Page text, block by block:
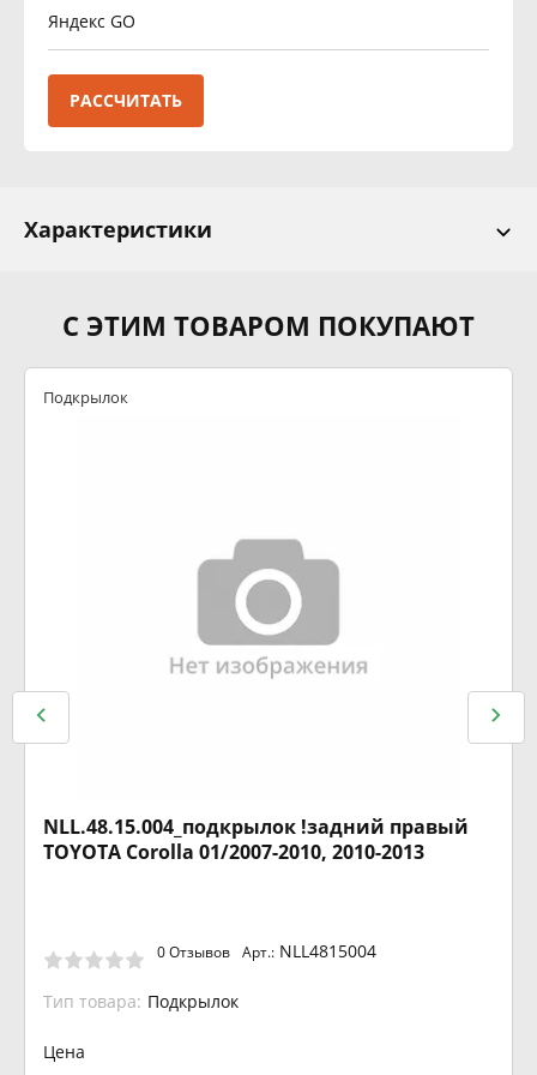
Яндекс GO
РАССЧИТАТЬ
Характеристики
С ЭТИМ ТОВАРОМ ПОКУПАЮТ
Подкрылок
NLL.48.15.004_подкрылок !задний правый
TOYOTA Corolla 01/2007-2010, 2010-2013
0 Отзывов Арт.: NLL4815004
Тип товара: Подкрылок
Цена